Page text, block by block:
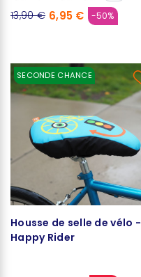
13,90 € 6,95 € -50%
SECONDE CHANCE
Housse de selle de vélo -
Happy Rider